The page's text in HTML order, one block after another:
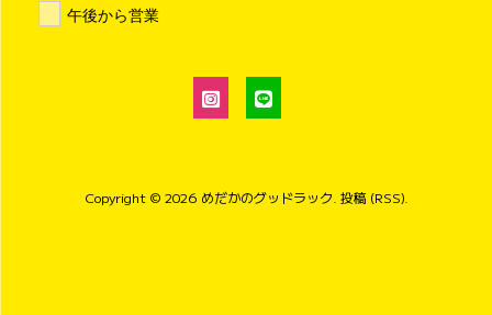
午後から営業
Copyright © 2026 めだかのグッドラック 投稿 (RSS).